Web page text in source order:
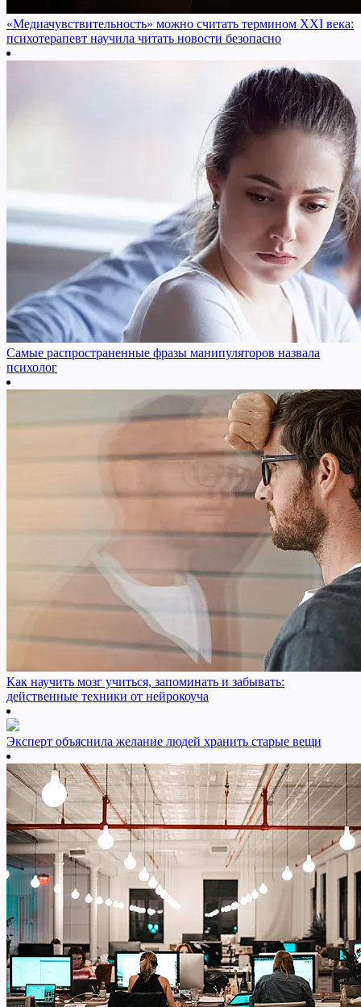
«Медиачувствительность» можно считать термином XXI века:
психотерапевт научила читать новости безопасно
Самые распространенные фразы манипуляторов назвала
психолог
Как научить мозг учиться, запоминать и забывать:
действенные техники от нейрокоуча
Эксперт объяснила желание людей хранить старые вещи